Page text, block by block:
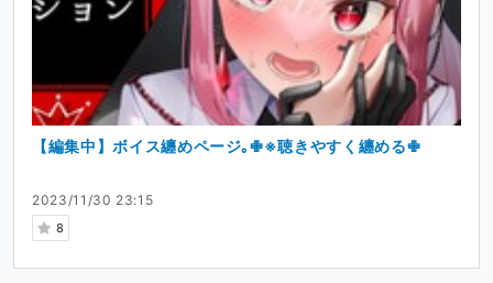
2023/11/30 23:15
8
【編集中】ボイス纏めページ｡✙※聴きやすく纏める✙